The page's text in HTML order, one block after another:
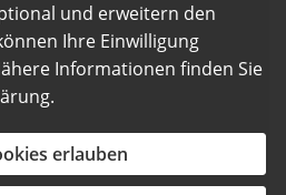
und erweitern den
Ihre Einwilligung
Informationen finden Sie
.
erlauben